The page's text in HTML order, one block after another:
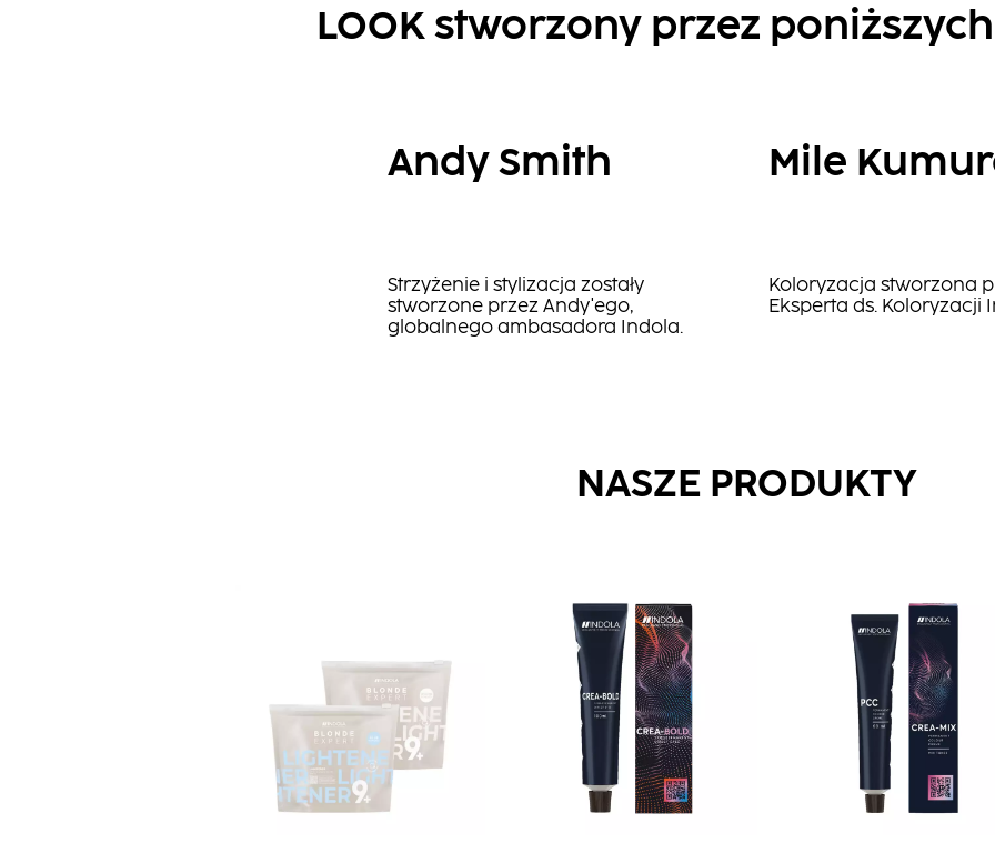
LOOK stworzony przez
Andy Smith
Strzyżenie i stylizacja zostały
stworzone przez Andy'ego,
globalnego ambasadora Indola.
Mile
Koloryzacja stworzona
Eksperta ds. Koloryzacji
NASZE PRODUKTY